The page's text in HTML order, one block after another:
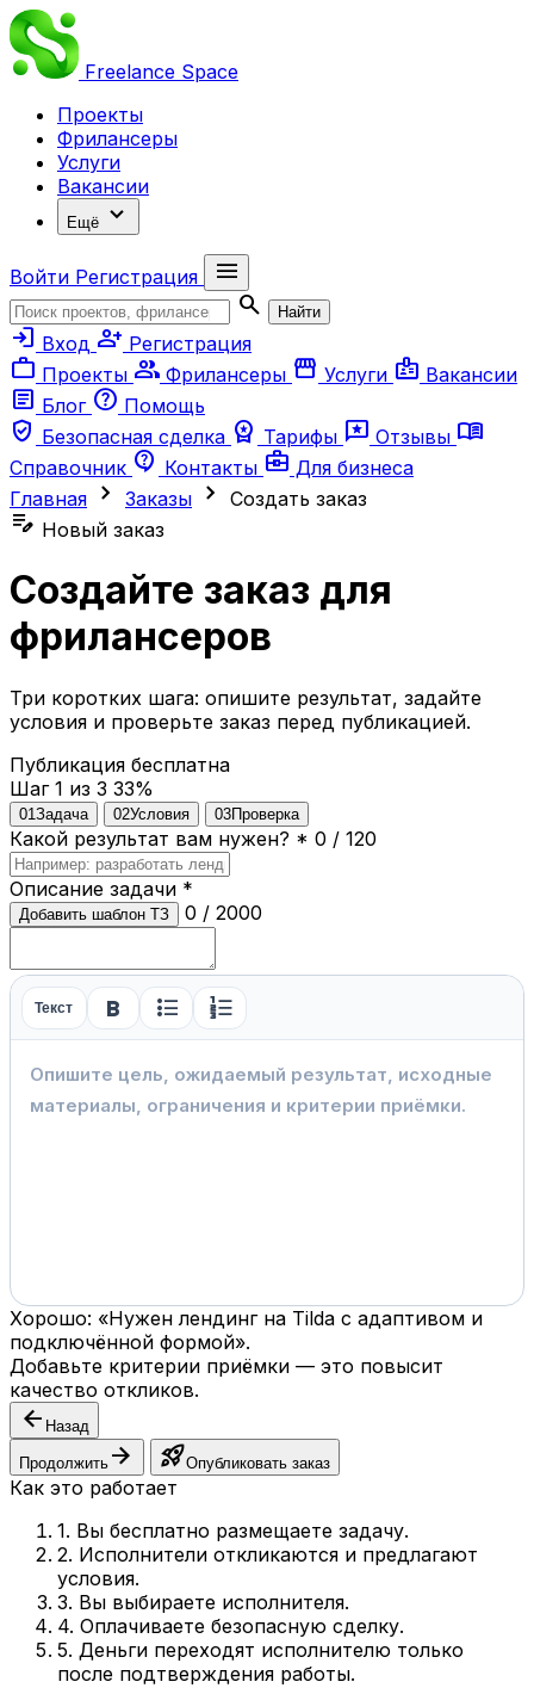
Freelance Space
Проекты
Фрилансеры
Услуги
Вакансии
Ещё expand_more
Войти Регистрация
menu
search
Найти
login Вход person_add Регистрация
work Проекты group Фрилансеры storefront Услуги badge Вакансии
article Блог help Помощь
verified_user Безопасная сделка workspace_premium Тарифы reviews Отзывы menu_book
Справочник contact_support Контакты business_center Для бизнеса
Главная chevron_right Заказы chevron_right Создать заказ
edit_note Новый заказ
Создайте заказ для
фрилансеров
Три коротких шага: опишите результат, задайте
условия и проверьте заказ перед публикацией.
Публикация бесплатна
Шаг 1 из 3 33%
01 Задача 02Условия 03Проверка
Какой результат вам нужен? * 0 / 120
Описание задачи *
Добавить шаблон ТЗ 0 / 2000
Текст format_bold format_list_bulleted format_list_numbered
Хорошо: «Нужен лендинг на Tilda с адаптивом и
подключённой формой».
Добавьте критерии приёмки — это повысит
качество откликов.
arrow_back Назад
Продолжить arrow_forward rocket_launchОпубликовать заказ
Как это работает
1. Вы бесплатно размещаете задачу.
2. Исполнители откликаются и предлагают
условия.
3. Вы выбираете исполнителя.
4. Оплачиваете безопасную сделку.
5. Деньги переходят исполнителю только
после подтверждения работы.